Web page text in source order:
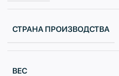
СТРАНА ПРОИЗВОДСТВА
ВЕС